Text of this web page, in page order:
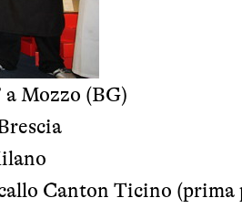
a Mozzo (BG)
Canton Ticino (prima